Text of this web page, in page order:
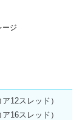
ージ
12スレッド）
16スレッド）